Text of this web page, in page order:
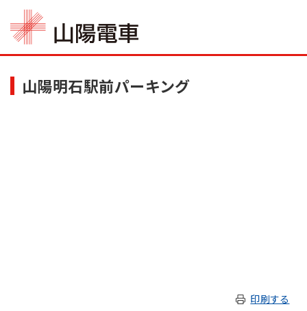
山陽明石駅前パーキング
印刷する